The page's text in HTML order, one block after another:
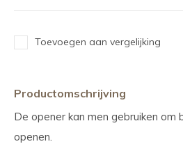
Toevoegen aan vergelijking
Productomschrijving
De opener kan men gebruiken om
openen.